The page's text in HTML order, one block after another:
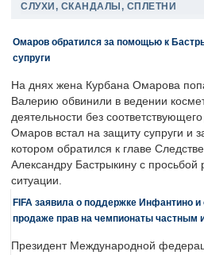
СЛУХИ, СКАНДАЛЫ, СПЛЕТНИ
Омаров обратился за помощью к
супруги
На днях жена Курбана Омарова
Валерию обвинили в ведении
деятельности без
Омаров встал на защиту супруги и
котором обратился к главе
Александру Бастрыкину с просьбой
ситуации.
FIFA заявила о поддержке Инфантино и
продаже прав на чемпионаты частным
Президент Международной